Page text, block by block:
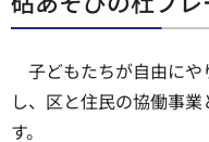
子どもたちが自由にや
し、区と住民の協働事
す。